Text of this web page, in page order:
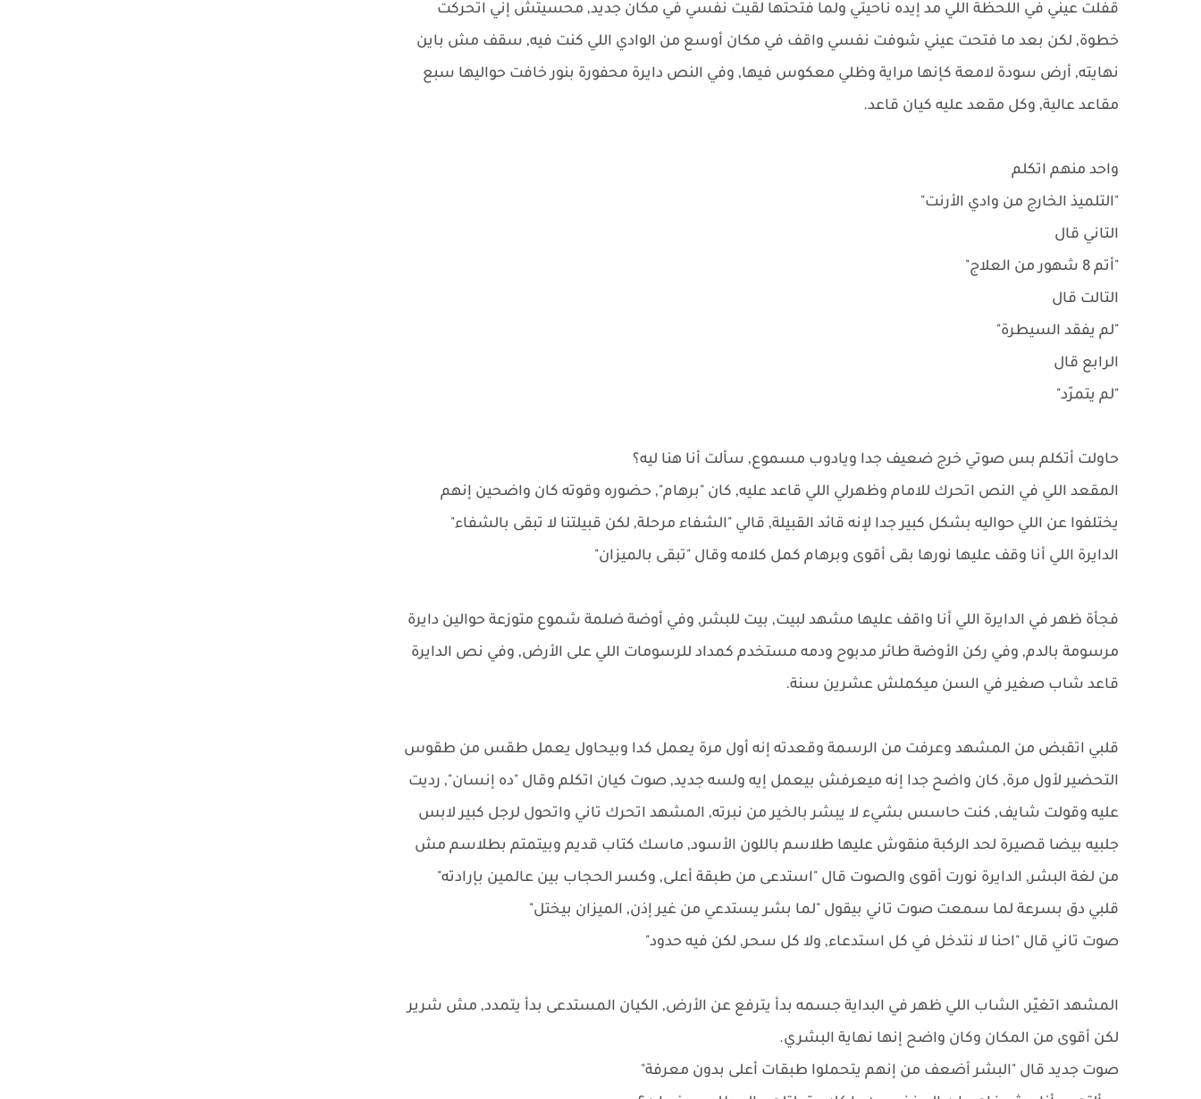
قفلت عيني في اللحظة اللي مد إيده ناحيتي ولما فتحتها لقيت نفسي في مكان جديد, محسيتش إني اتحركت
خطوة, لكن بعد ما فتحت عيني شوفت نفسي واقف في مكان أوسع من الوادي اللي كنت فيه, سقف مش باين
نهايته, أرض سودة لامعة كإنها مراية وظلي معكوس فيها, وفي النص دايرة محفورة بنور خافت حواليها سبع
مقاعد عالية, وكل مقعد عليه كيان قاعد.
واحد منهم اتكلم
"التلميذ الخارج من وادي الأرنت"
التاني قال
"أتم 8 شهور من العلاج"
التالت قال
"لم يفقد السيطرة"
الرابع قال
"لم يتمرّد"
حاولت أتكلم بس صوتي خرج ضعيف جدا ويادوب مسموع, سألت أنا هنا ليه؟
المقعد اللي في النص اتحرك للامام وظهرلي اللي قاعد عليه, كان "برهام", حضوره وقوته كان واضحين إنهم
يختلفوا عن اللي حواليه بشكل كبير جدا لإنه قائد القبيلة, قالي "الشفاء مرحلة, لكن قبيلتنا لا تبقى بالشفاء"
الدايرة اللي أنا وقف عليها نورها بقى أقوى وبرهام كمل كلامه وقال "تبقى بالميزان"
فجأة ظهر في الدايرة اللي أنا واقف عليها مشهد لبيت, بيت للبشر, وفي أوضة ضلمة شموع متوزعة حوالين دايرة
مرسومة بالدم, وفي ركن الأوضة طائر مدبوح ودمه مستخدم كمداد للرسومات اللي على الأرض, وفي نص الدايرة
قاعد شاب صغير في السن ميكملش عشرين سنة.
قلبي اتقبض من المشهد وعرفت من الرسمة وقعدته إنه أول مرة يعمل كدا وبيحاول يعمل طقس من طقوس
التحضير لأول مرة, كان واضح جدا إنه ميعرفش بيعمل إيه ولسه جديد, صوت كيان اتكلم وقال "ده إنسان", رديت
عليه وقولت شايف, كنت حاسس بشيء لا يبشر بالخير من نبرته, المشهد اتحرك تاني واتحول لرجل كبير لابس
جلبيه بيضا قصيرة لحد الركبة منقوش عليها طلاسم باللون الأسود, ماسك كتاب قديم وبيتمتم بطلاسم مش
من لغة البشر, الدايرة نورت أقوى والصوت قال "استدعى من طبقة أعلى, وكسر الحجاب بين عالمين بإرادته"
قلبي دق بسرعة لما سمعت صوت تاني بيقول "لما بشر يستدعي من غير إذن, الميزان بيختل"
صوت تاني قال "احنا لا نتدخل في كل استدعاء, ولا كل سحر, لكن فيه حدود"
المشهد اتغيّر, الشاب اللي ظهر في البداية جسمه بدأ يترفع عن الأرض, الكيان المستدعى بدأ يتمدد, مش شرير
لكن أقوى من المكان وكان واضح إنها نهاية البشري.
صوت جديد قال "البشر أضعف من إنهم يتحملوا طبقات أعلى بدون معرفة"